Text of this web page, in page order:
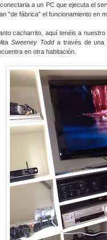
a un PC que ejecuta el
"de fábrica" el funcionamiento en
cacharrito, aquí tenéis a
Sweeney Todda través de una
en otra habitación.